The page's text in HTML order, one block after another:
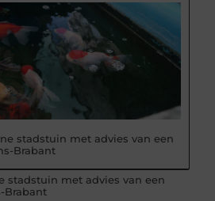
stadstuin met advies van een
Brabant
stadstuin met advies van een
Brabant